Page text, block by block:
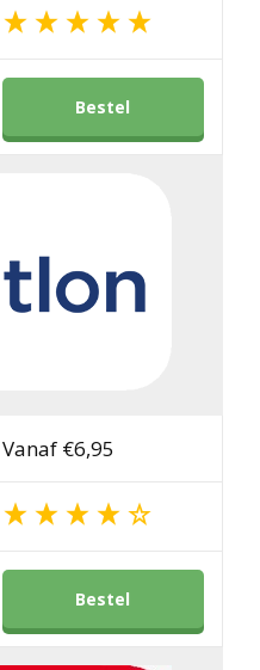
Bestel
Vanaf €6,95
Bestel